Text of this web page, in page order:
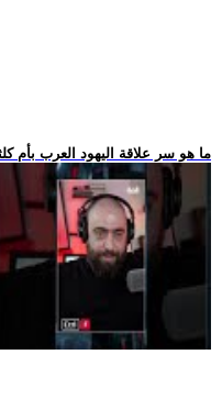
.. ما هو سر علاقة اليهود العرب بأم